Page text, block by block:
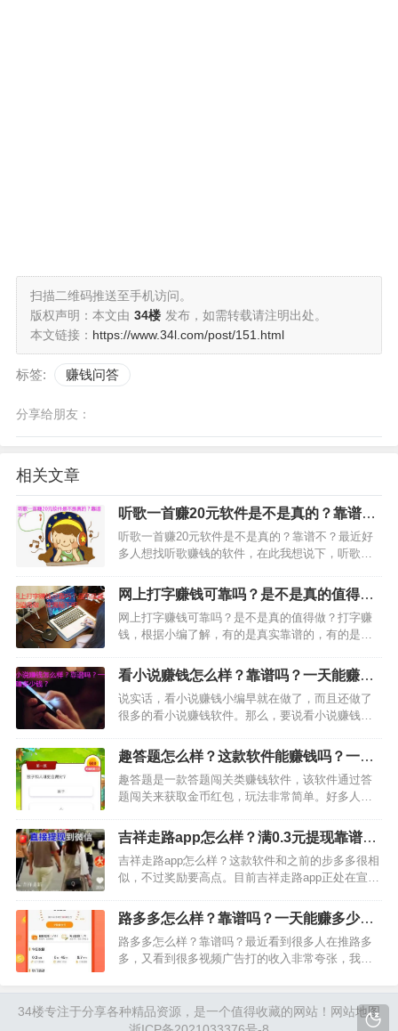
扫描二维码推送至手机访问。
版权声明：本文由 34楼 发布，如需转载请注明出处。
本文链接： https://www.34l.com/post/151.html
标签: 赚钱问答
分享给朋友：
相关文章
听歌一首赚20元软件是不是真的？靠谱
不？
听歌一首赚20元软件是不是真的？靠谱不？最近好
多人想找听歌赚钱的软件，在此我想说下，听歌赚
分都是听一天歌曲就赚个几元钱，这些所谓的一首
歌20元，都是假的，纯粹想骗你钱，或者想免费让
你做他们的宣传…
网上打字赚钱可靠吗？是不是真的值得
做，我揭秘下吧
网上打字赚钱可靠吗？是不是真的值得做？打字赚
钱，根据小编了解，有的是真实靠谱的，有的是假
字几分钟赚上百元，让你交高额的打字押金，当你
交钱了就把你拉黑了，所以，想做打字兼职的朋
友，建议不要做，真心不…
看小说赚钱怎么样？靠谱吗？一天能赚多
少钱？
说实话，看小说赚钱小编早就在做了，而且还做了
很多的看小说赚钱软件。那么，要说看小说赚钱怎
看小说软件是真的能赚钱的，不过收益不高，一天
赚个几元钱左右，这对于喜欢看小说的朋友来说，
还是不错的，既能满足…
趣答题怎么样？这款软件能赚钱吗？一天
能赚多少钱？
趣答题是一款答题闯关类赚钱软件，该软件通过答
题闯关来获取金币红包，玩法非常简单。好多人第
赚钱吗？一天能赚多少钱呢？下面，小编就跟大家
详细介绍下趣答题这款软件吧。…
吉祥走路app怎么样？满0.3元提现靠谱
不？一天可以赚到所少钱？
吉祥走路app怎么样？这款软件和之前的步多多很相
似，不过奖励要高点。目前吉祥走路app正处在宣传
励、额外任务奖励、提现门槛低等。想通过该软件
赚钱的话，那就是通过走路赚钱。那么，吉祥走路
app赚钱是真…
路多多怎么样？靠谱吗？一天能赚多少
钱？
路多多怎么样？靠谱吗？最近看到很多人在推路多
多，又看到很多视频广告打的收入非常夸张，我就
以提现的，所以，大家如果玩这款游戏，建议玩到3
毛钱就好了。…
34楼专注于分享各种精品资源，是一个值得收藏的网站！ 网站地图